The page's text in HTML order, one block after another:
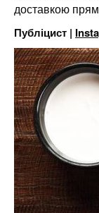
доставкою
Публіцист |